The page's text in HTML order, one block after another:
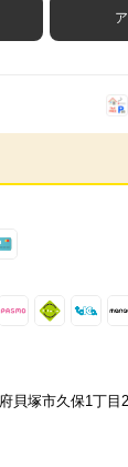
貝塚市久保1丁目